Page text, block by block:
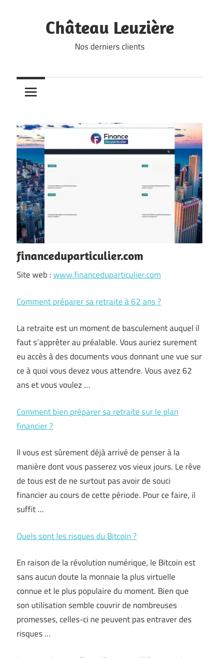
Château Leuzière
Nos derniers clients
financeduparticulier.com
Site web :www.financeduparticulier.com
Comment préparer sa retraite à 62 ans ?
La retraite est un moment de basculement auquel il
faut s’apprêter au préalable. Vous auriez surement
eu accès à des documents vous donnant une vue sur
ce à quoi vous devez vous attendre. Vous avez 62
ans et vous voulez …
Comment bien préparer sa retraite sur le plan
financier ?
Il vous est sûrement déjà arrivé de penser à la
manière dont vous passerez vos vieux jours. Le rêve
de tous est de ne surtout pas avoir de souci
financier au cours de cette période. Pour ce faire, il
suffit …
Quels sont les risques du Bitcoin ?
En raison de la révolution numérique, le Bitcoin est
sans aucun doute la monnaie la plus virtuelle
connue et le plus populaire du moment. Bien que
son utilisation semble couvrir de nombreuses
promesses, celles-ci ne peuvent pas entraver des
risques …